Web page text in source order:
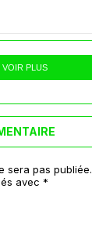
VOIR PLUS
sera pas publiée.
avec *